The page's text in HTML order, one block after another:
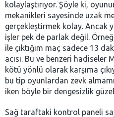
kolaylaştırıyor. Şöyle ki,
mekanikleri sayesinde uzak
gerçekleştirmek kolay. Ancak
işler pek de parlak değil.
ile çıktığım maç sadece 13
acısı. Bu ve benzeri hadiseler
kötü yönlü olarak karşıma
bu tip oyunlardan zevk
iken böyle bir dengesizlik
Sağ taraftaki kontrol paneli